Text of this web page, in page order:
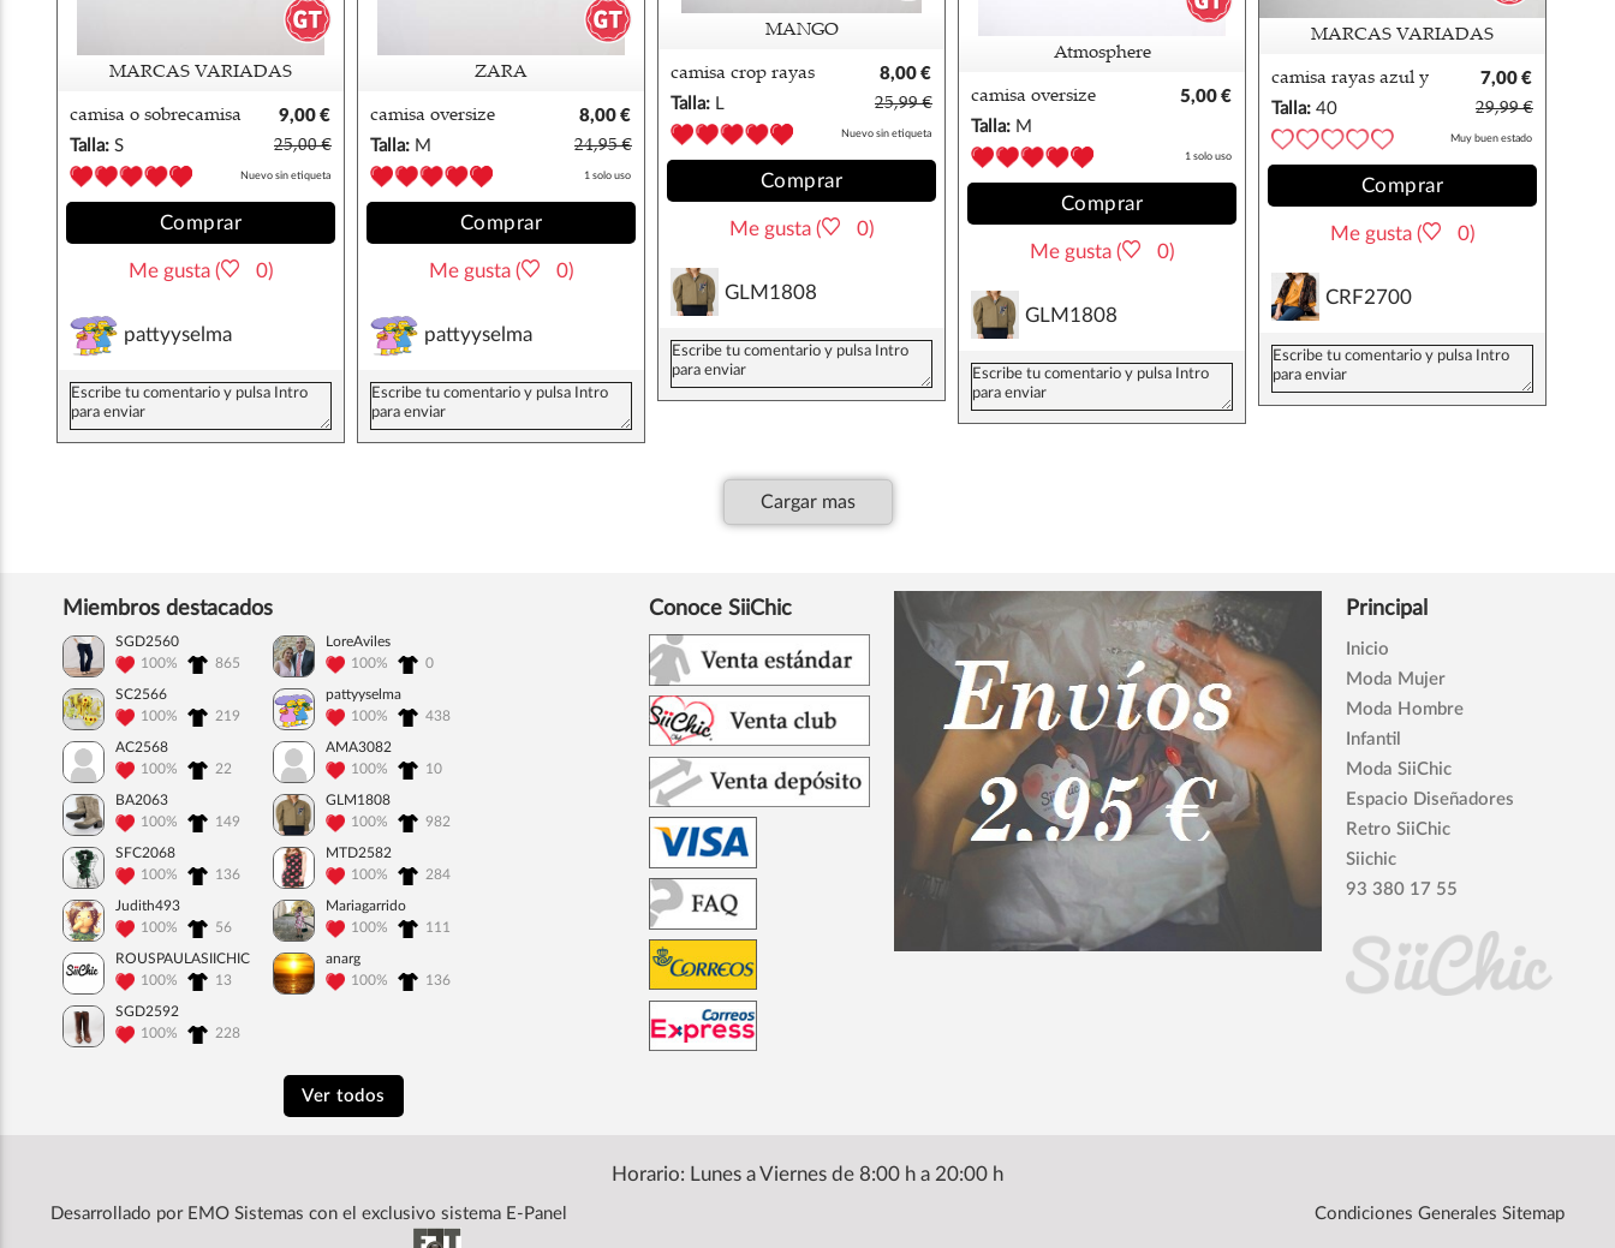
MANGO
camisa crop rayas
mango
8,00 €
Talla: L 25,99 €
Nuevo sin etiqueta
Comprar
Me gusta ( 0)
GLM1808
Atmosphere
camisa oversize
verde primark
5,00 €
Talla: M
1 solo uso
Comprar
Me gusta ( 0)
GLM1808
MARCAS VARIADAS
camisa o sobrecamisa
parches lm
9,00 €
Talla: S 25,00 €
Nuevo sin etiqueta
Comprar
Me gusta ( 0)
pattyyselma
ZARA
camisa oversize
verde zara
8,00 €
Talla: M 24,95 €
1 solo uso
Comprar
Me gusta ( 0)
pattyyselma
MARCAS VARIADAS
camisa rayas azul y
blancogiulia galanti
7,00 €
Talla: 40 29,99 €
Muy buen estado
Comprar
Me gusta ( 0)
CRF2700
Cargar mas
Miembros destacados
SGD2560
100%
865
LoreAviles
100%
0
SC2566
100%
219
pattyyselma
100%
438
AC2568
100%
22
AMA3082
100%
10
BA2063
100%
149
GLM1808
100%
982
SFC2068
100%
136
MTD2582
100%
284
Judith493
100%
56
Mariagarrido
100%
111
ROUSPAULASIICHIC
100%
13
anarg
100%
136
SGD2592
100%
228
Ver todos
Conoce SiiChic Principal
Inicio
Moda Mujer
Moda Hombre
Infantil
Moda SiiChic
Espacio Diseñadores
Retro SiiChic
Siichic
93 380 17 55
Horario: Lunes a Viernes de 8:00 h a 20:00 h
Condiciones Generales Sitemap
Desarrollado por EMO Sistemas con el exclusivo sistema E-Panel